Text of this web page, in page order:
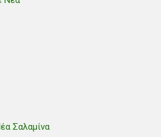
Σαλαμίνα